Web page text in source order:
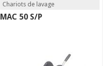
Chariots de lavage
MAC 50 S/P